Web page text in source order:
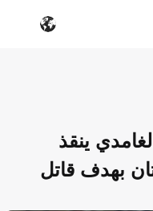
عامًا.. الغامدي ينقذ
بهدف قاتل